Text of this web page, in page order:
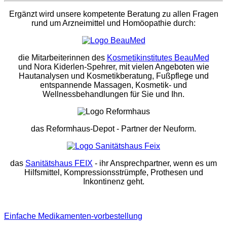
Ergänzt wird unsere kompetente Beratung zu allen Fragen
rund um Arzneimittel und Homöopathie durch:
die Mitarbeiterinnen des Kosmetikinstitutes BeauMed
und Nora Kiderlen-Spehrer, mit vielen Angeboten wie
Hautanalysen und Kosmetikberatung, Fußpflege und
entspannende Massagen, Kosmetik- und
Wellnessbehandlungen für Sie und Ihn.
das Reformhaus-Depot- Partner der Neuform.
das Sanitätshaus FEIX - ihr Ansprechpartner, wenn es um
Hilfsmittel, Kompressionsstrümpfe, Prothesen und
Inkontinenz geht.
Einfache Medikamenten-vorbestellung